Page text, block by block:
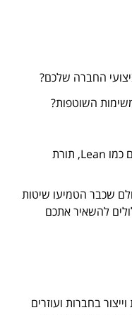
החברה שלכם?
השוטפות?
חוששים מהפעלת "תותחים" כבדים כמו Lean, תורת
שכבר הטמיעו שיטות
להשאיר אתכם
בחברות ועוזרים